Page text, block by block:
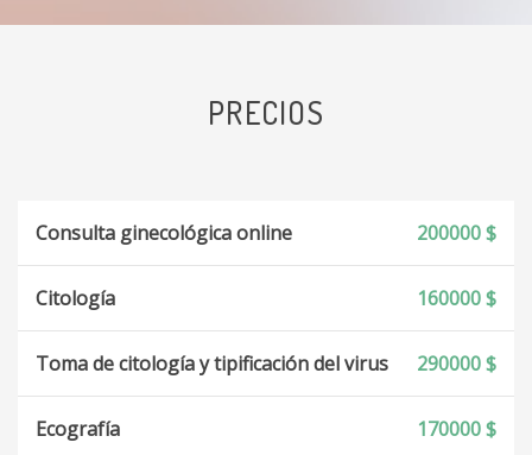
PRECIOS
Consulta ginecológica online 200000 $
Citología 160000 $
Toma de citología y tipificación del virus 290000 $
Ecografía 170000 $